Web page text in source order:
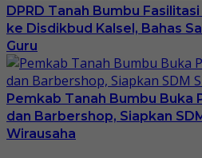
DPRD Tanah Bumbu
ke Disdikbud Kalsel, Bahas
Guru
Pemkab Tanah Bumbu Buka
dan Barbershop, Siapkan
Wirausaha